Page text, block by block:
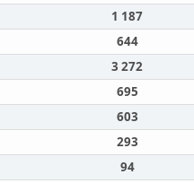
1 187
644
3 272
695
603
293
94